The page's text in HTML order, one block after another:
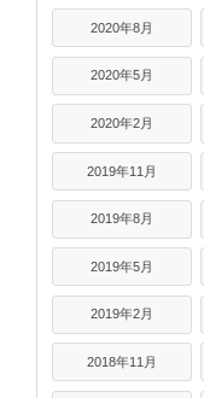
2020年8月
2020年5月
2020年2月
2019年11月
2019年8月
2019年5月
2019年2月
2018年11月